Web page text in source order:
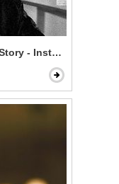
- Instructional